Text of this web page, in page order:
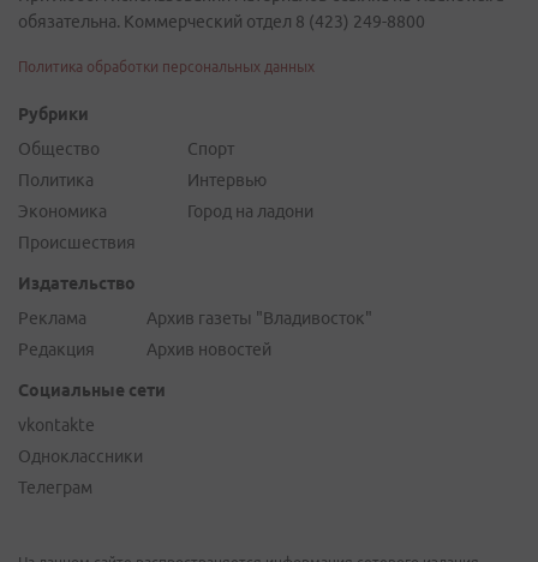
обязательна. Коммерческий отдел 8 (423) 249-8800
Политика обработки персональных данных
Рубрики
Общество
Политика
Экономика
Происшествия
Спорт
Интервью
Город на ладони
Издательство
Реклама
Редакция
Архив газеты "Владивосток"
Архив новостей
Социальные сети
vkontakte
Одноклассники
Телеграм